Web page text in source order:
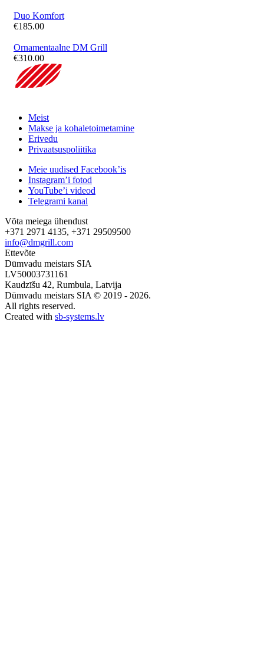
Duo Komfort
€185.00
Ornamentaalne DM Grill
€310.00
Meist
Makse ja kohaletoimetamine
Erivedu
Privaatsuspoliitika
Meie uudised Facebook’is
Instagram’i fotod
YouTube’i videod
Telegrami kanal
Võta meiega ühendust
+371 2971 4135, +371 29509500
info@dmgrill.com
Ettevõte
Dūmvadu meistars SIA
LV50003731161
Kaudzīšu 42, Rumbula, Latvija
Dūmvadu meistars SIA © 2019 - 2026.
All rights reserved.
Created with sb-systems.lv